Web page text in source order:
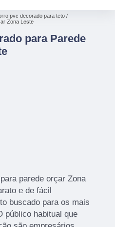
pvc decorado para teto
Zona Leste
para Parede
parede orçar Zona
e de fácil
buscado para os mais
público habitual que